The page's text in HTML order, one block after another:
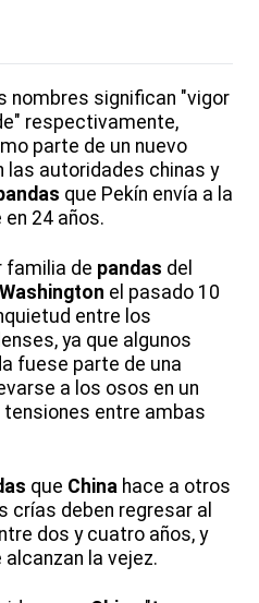
nombres significan "vigor
respectivamente,
parte de un nuevo
las autoridades chinas y
que Pekín envía a la
24 años.
familia de pandas del
Washington el pasado 10
entre los
ya que algunos
fuese parte de una
a los osos en un
entre ambas
que China hace a otros
crías deben regresar al
dos y cuatro años, y
la vejez.